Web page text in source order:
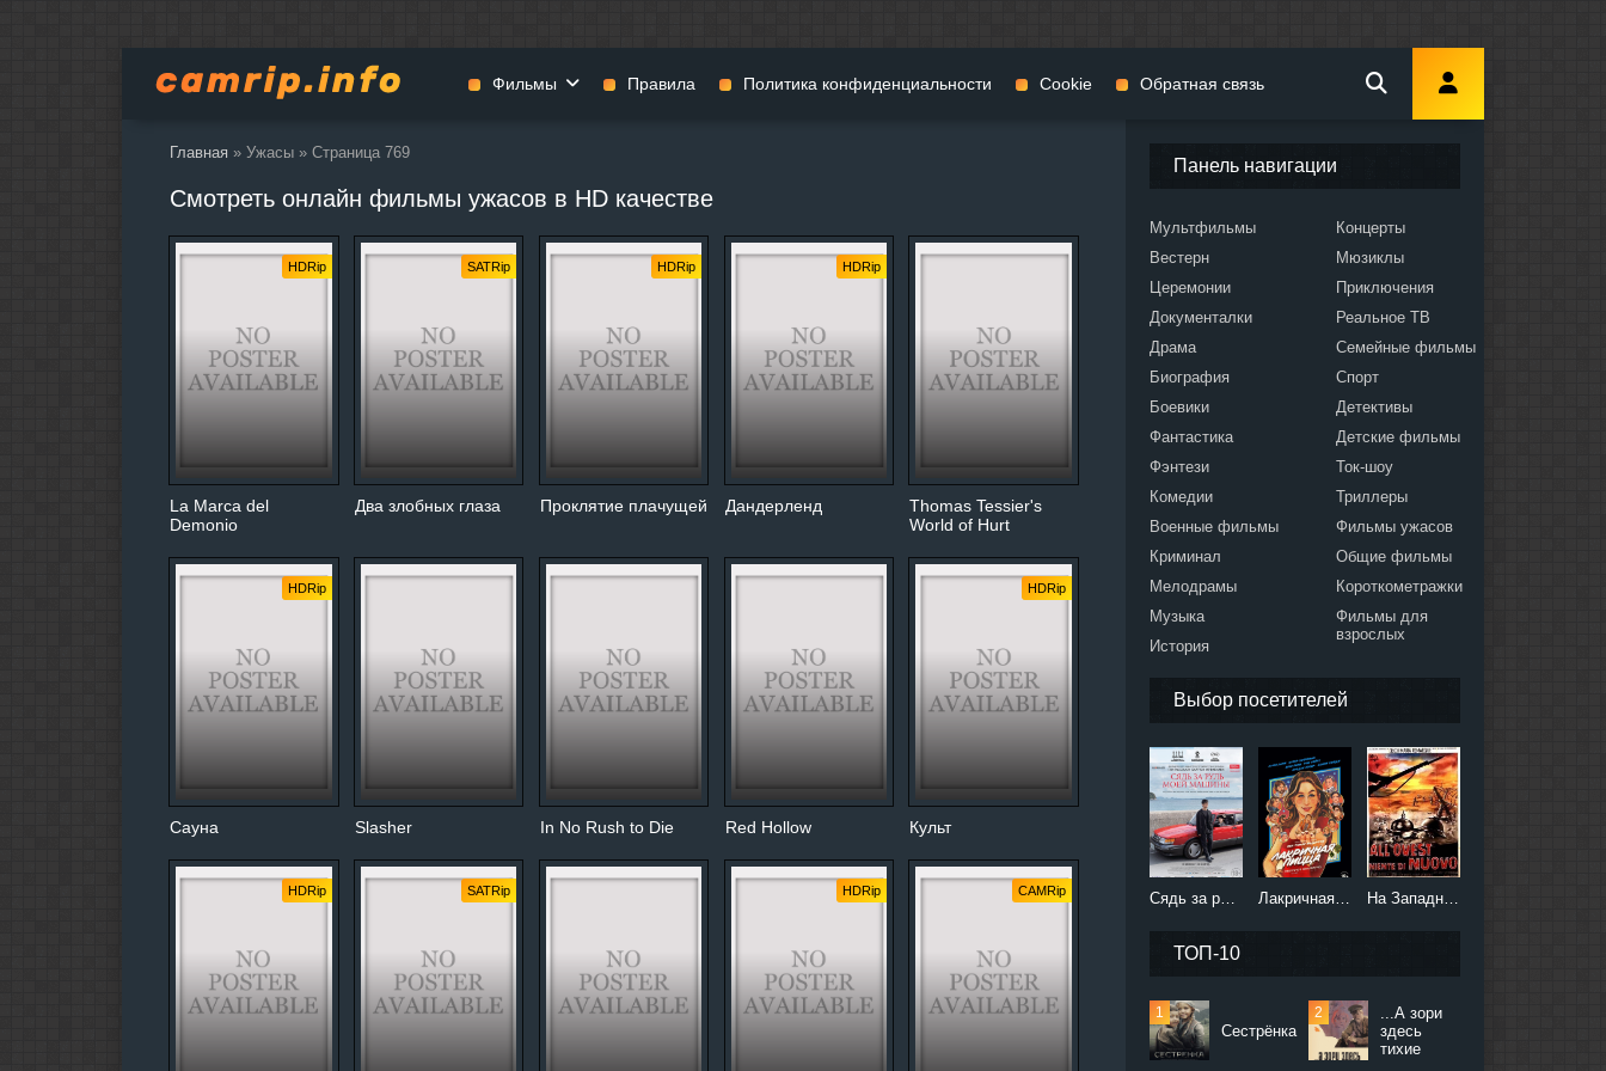
Главная » Ужасы » Страница 769
Смотреть онлайн фильмы ужасов в HD качестве
La Marca del
Demonio
HDRip
Два злобных глаза
SATRip
Проклятие плачущей
HDRip
Дандерленд
HDRip
Thomas Tessier's
World of Hurt
Сауна
HDRip
Slasher In No Rush to Die Red Hollow Культ
HDRip
HDRip SATRip HDRip CAMRip
Панель навигации
Мультфильмы
Вестерн
Церемонии
Документалки
Драма
Биография
Боевики
Фантастика
Фэнтези
Комедии
Военные фильмы
Криминал
Мелодрамы
Музыка
История
Концерты
Мюзиклы
Приключения
Реальное ТВ
Семейные фильмы
Спорт
Детективы
Детские фильмы
Ток-шоу
Триллеры
Фильмы ужасов
Общие фильмы
Короткометражки
Фильмы для
взрослых
Выбор посетителей
Сядь за руль моей машины (2021) Лакричная пицца (2021) На Западном фронте без перемен (2022)
ТОП-10
Сестрёнка
...А зори
здесь
тихие
Фильмы
Церемонии
Документалки
Боевики
Общие фильмы
Военные фильмы
История
Короткометражки
Реальное ТВ
Детективы
Детские фильмы
Правила Политика конфиденциальности Cookie Обратная связь